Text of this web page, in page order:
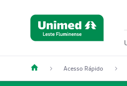
Acesso Rápido